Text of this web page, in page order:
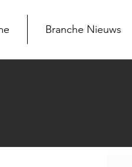
Branche Nieuws